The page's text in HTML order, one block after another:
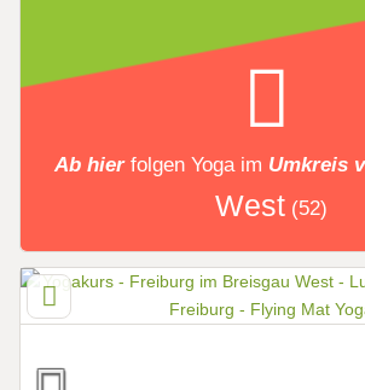
Ab hier folgen Yogaim Umkreis
West (52)